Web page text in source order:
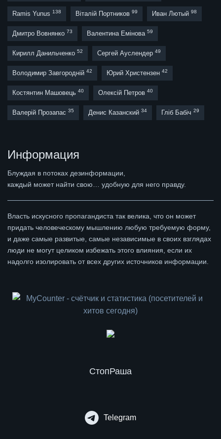
Ramis Yunus 138 Віталій Портников 99 Иван Лютый 98
Дмитро Вовнянко 73 Валентина Емінова 59
Кирилл Данильченко 52 Сергей Ауслендер 49
Володимир Завгородній 42 Юрий Христензен 42
Костянтин Машовець 40 Олексій Петров 40
Валерій Прозапас 35 Денис Казанский 34 Гліб Бабіч 29
Информация
Блуждая в потоках дезинформации,
каждый может найти свою… удобную для него правду.
Власть искусного пропагандиста так велика, что он может
придать человеческому мышлению любую требуемую форму,
и даже самые развитые, самые независимые в своих взглядах
люди не могут целиком избежать этого влияния, если их
надолго изолировать от всех других источников информации.
СтопРаша
Telegram